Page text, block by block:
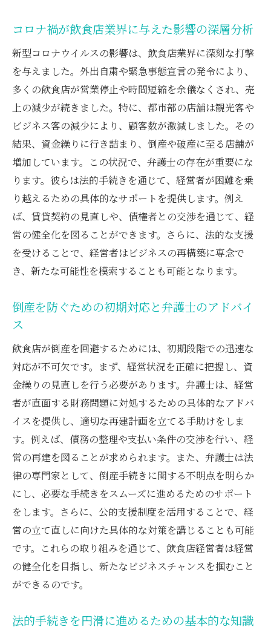
弁護士と共に考える飲食店の将来戦略
コロナ禍での弁護士の役割：飲食店を救う
ために
飲食店経営者必見弁護士が提供する倒産回避の
ための資金繰り支援
倒産回避のための具体的な資金繰り改善策
弁護士が提供する資金調達サポートとその
重要性
資金繰りにおける法的支援の実際と活用法
経営者が知っておくべき資金繰りの基本と
テクニック
弁護士の経験から学ぶ成功する資金繰りの
ポイント
飲食店の資金繰りを支える弁護士の役割
コロナ禍での飲食店破産弁護士ができる具体的
果
弁護士が提供する破産前の相談と事前対策
法的手続きをスムーズに進めるための弁護
士の役割
飲食店経営者が破産時に知っておくべき法
的情報
弁護士と共に進める再建計画の策定方法
破産からの再出発を支援する弁護士の具体
的役割
倒産・破産に直面した飲食店弁護士が持つ法的
知識の重要性
弁護士が持つ飲食店倒産に関する法的知識
とは
法的知識を活用した倒産防止策とその実践
コロナ禍が飲食店業界に与えた影響の深層分析
新型コロナウイルスの影響は、飲食店業界に深刻な打撃
を与えました。外出自粛や緊急事態宣言の発令により、
多くの飲食店が営業停止や時間短縮を余儀なくされ、売
上の減少が続きました。特に、都市部の店舗は観光客や
ビジネス客の減少により、顧客数が激減しました。その
結果、資金繰りに行き詰まり、倒産や破産に至る店舗が
増加しています。この状況で、弁護士の存在が重要にな
ります。彼らは法的手続きを通じて、経営者が困難を乗
り越えるための具体的なサポートを提供します。例え
ば、賃貸契約の見直しや、債権者との交渉を通じて、経
営の健全化を図ることができます。さらに、法的な支援
を受けることで、経営者はビジネスの再構築に専念で
き、新たな可能性を模索することも可能となります。
倒産を防ぐための初期対応と弁護士のアドバイ
ス
飲食店が倒産を回避するためには、初期段階での迅速な
対応が不可欠です。まず、経営状況を正確に把握し、資
金繰りの見直しを行う必要があります。弁護士は、経営
者が直面する財務問題に対処するための具体的なアドバ
イスを提供し、適切な再建計画を立てる手助けをしま
す。例えば、債務の整理や支払い条件の交渉を行い、経
営の再建を図ることが求められます。また、弁護士は法
律の専門家として、倒産手続きに関する不明点を明らか
にし、必要な手続きをスムーズに進めるためのサポート
をします。さらに、公的支援制度を活用することで、経
営の立て直しに向けた具体的な対策を講じることも可能
です。これらの取り組みを通じて、飲食店経営者は経営
の健全化を目指し、新たなビジネスチャンスを掴むこと
ができるのです。
法的手続きを円滑に進めるための基本的な知識